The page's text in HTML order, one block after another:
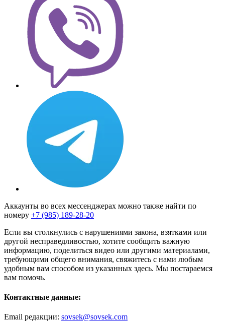
Аккаунты во всех мессенджерах можно также найти по
номеру +7 (985) 189-28-20
Если вы столкнулись с нарушениями закона, взятками или
другой несправедливостью, хотите сообщить важную
информацию, поделиться видео или другими материалами,
требующими общего внимания, свяжитесь с нами любым
удобным вам способом из указанных здесь. Мы постараемся
вам помочь.
Контактные данные:
Email редакции: sovsek@sovsek.com